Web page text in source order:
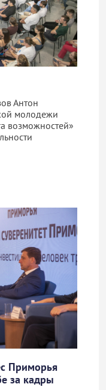
Антон
молодежи
возможностей»
Приморья
за кадры